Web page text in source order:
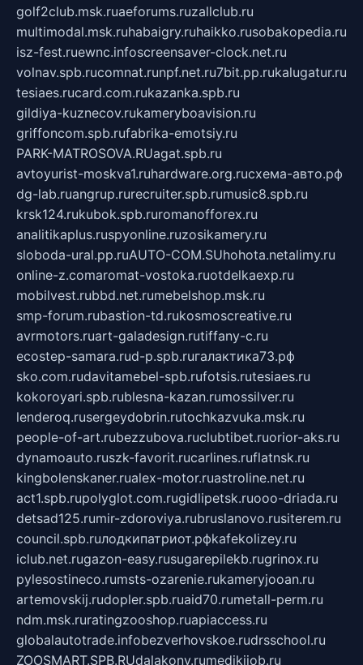
golf2club.msk.ruaeforums.ruzallclub.ru
multimodal.msk.ruhabaigry.ruhaikko.rusobakopedia.ru
isz-fest.ruewnc.infoscreensaver-clock.net.ru
volnav.spb.rucomnat.runpf.net.ru7bit.pp.rukalugatur.ru
tesiaes.rucard.com.rukazanka.spb.ru
gildiya-kuznecov.rukameryboavision.ru
griffoncom.spb.rufabrika-emotsiy.ru
PARK-MATROSOVA.RUagat.spb.ru
avtoyurist-moskva1.ruhardware.org.ruсхема-авто.рф
dg-lab.ruangrup.rurecruiter.spb.rumusic8.spb.ru
krsk124.rukubok.spb.ruromanofforex.ru
analitikaplus.ruspyonline.ruzosikamery.ru
sloboda-ural.pp.ruAUTO-COM.SUhohota.netalimy.ru
online-z.comaromat-vostoka.ruotdelkaexp.ru
mobilvest.rubbd.net.rumebelshop.msk.ru
smp-forum.rubastion-td.rukosmoscreative.ru
avrmotors.ruart-galadesign.rutiffany-c.ru
ecostep-samara.rud-p.spb.ruгалактика73.рф
sko.com.rudavitamebel-spb.rufotsis.rutesiaes.ru
kokoroyari.spb.rublesna-kazan.rumossilver.ru
lenderoq.rusergeydobrin.rutochkazvuka.msk.ru
people-of-art.rubezzubova.ruclubtibet.ruorior-aks.ru
dynamoauto.ruszk-favorit.rucarlines.ruflatnsk.ru
kingbolenskaner.rualex-motor.ruastroline.net.ru
act1.spb.rupolyglot.com.rugidlipetsk.ruooo-driada.ru
detsad125.rumir-zdoroviya.rubruslanovo.rusiterem.ru
council.spb.ruлодкипатриот.рфkafekolizey.ru
iclub.net.rugazon-easy.rusugarepilekb.rugrinox.ru
pylesostineco.rumsts-ozarenie.rukameryjooan.ru
artemovskij.rudopler.spb.ruaid70.rumetall-perm.ru
ndm.msk.ruratingzooshop.ruapiaccess.ru
globalautotrade.infobezverhovskoe.rudrsschool.ru
ZOOSMART.SPB.RUdalakony.rumedikijob.ru